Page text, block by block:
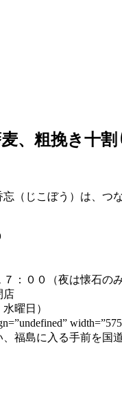
、粗挽き十
（じこぼう）は、つ
０（夜は懐石のみ
曜日）
福島に入る手前を国